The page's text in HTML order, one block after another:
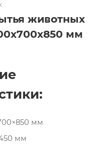
животных
мм
мм
мм